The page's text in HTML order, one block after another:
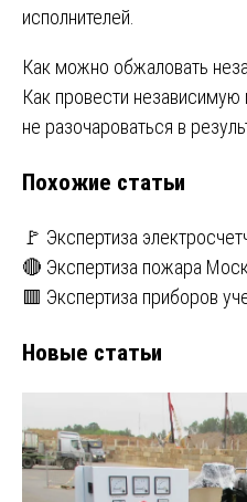
исполнителей.
Навигация
по
Как можно обжаловать
Как провести
не разочароваться в
Похожие статьи
🚩 Экспертиза
🔴 Экспертиза пожара
🟥 Экспертиза приборов
Новые статьи